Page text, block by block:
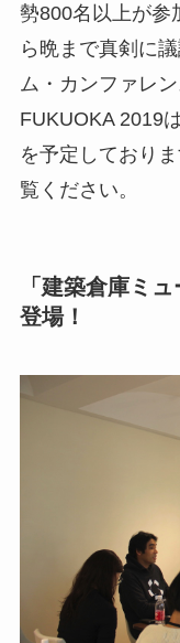
勢800名以上が参
ら晩まで真剣に
ム・カンファレ
FUKUOKA 2019
を予定しており
覧ください。
「建築倉庫ミ
登場！